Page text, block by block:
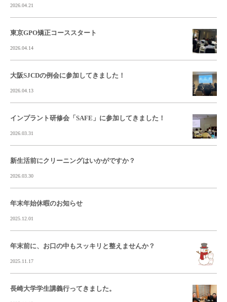
2026.04.21
東京GPO矯正コーススタート
2026.04.14
大阪SJCDの例会に参加してきました！
2026.04.13
インプラント研修会「SAFE」に参加してきました！
2026.03.31
新生活前にクリーニングはいかがですか？
2026.03.30
年末年始休暇のお知らせ
2025.12.01
年末前に、お口の中もスッキリと整えませんか？
2025.11.17
長崎大学学生講義行ってきました。